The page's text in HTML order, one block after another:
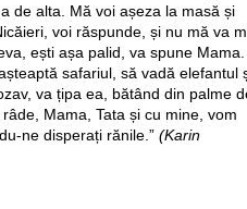
de alta. Mă voi așeza la masă și
voi răspunde, și nu mă va
ești așa palid, va spune Mama.
safariul, să vadă elefantul
va țipa ea, bătând din palme
Mama, Tata și cu mine, vom
ne disperați rănile.” (Karin